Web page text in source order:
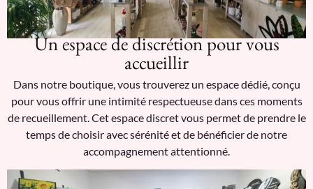
Un espace de discrétion pour vous
accueillir
Dans notre boutique, vous trouverez un espace dédié, conçu
pour vous offrir une intimité respectueuse dans ces moments
de recueillement. Cet espace discret vous permet de prendre le
temps de choisir avec sérénité et de bénéficier de notre
accompagnement attentionné.